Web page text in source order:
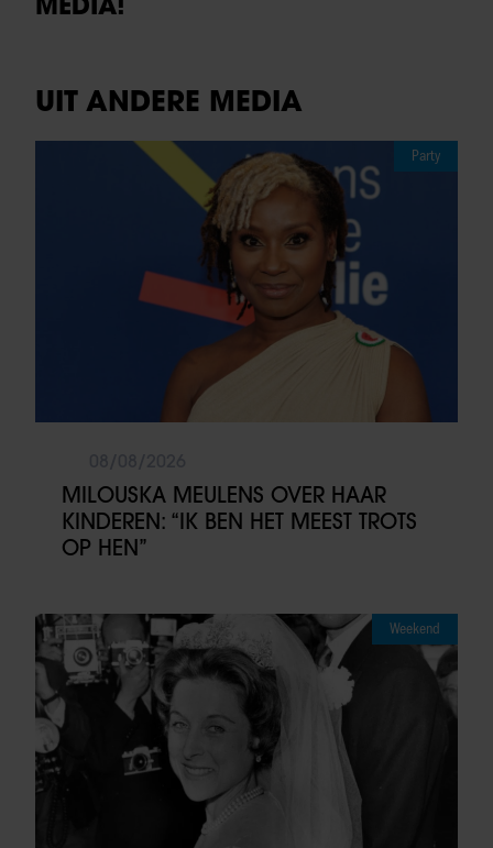
UIT ANDERE MEDIA
Party
MILOUSKA MEULENS OVER HAAR
KINDEREN: “IK BEN HET MEEST TROTS
OP HEN”
Weekend